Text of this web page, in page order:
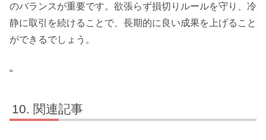
のバランスが重要です。欲張らず損切りルールを守り、冷
静に取引を続けることで、長期的に良い成果を上げること
ができるでしょう。
“
関連記事